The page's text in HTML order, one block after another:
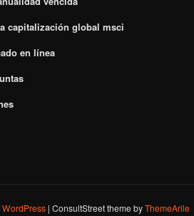
capitalización global msci
en línea
WordPress | ConsultStreet theme byThemeArile